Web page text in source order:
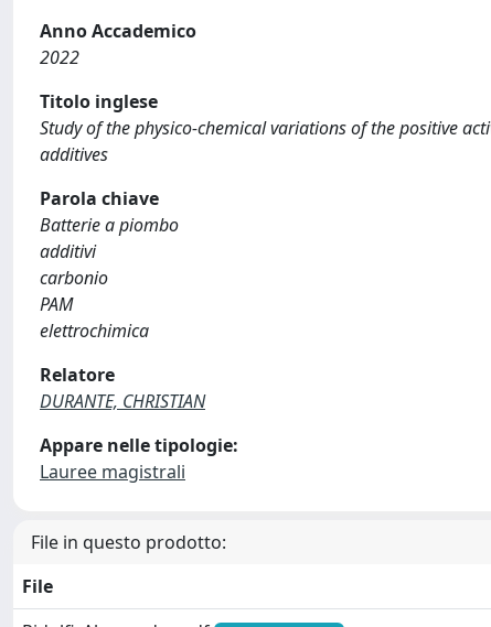
Anno Accademico
2022
Titolo inglese
Study of the physico-chemical variations of the positive
additives
Parola chiave
Batterie a piombo
additivi
carbonio
PAM
elettrochimica
Relatore
DURANTE, CHRISTIAN
Appare nelle tipologie:
Lauree magistrali
File in questo prodotto:
File